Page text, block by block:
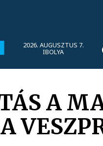
2026. AUGUSZTUS 7.
IBOLYA
A